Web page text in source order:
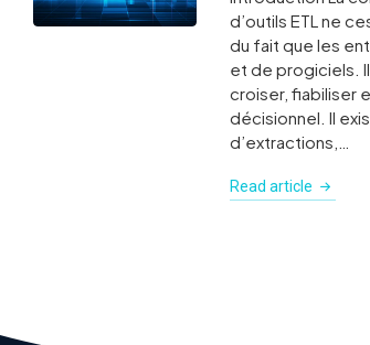
d’outils ETL ne
du fait que les
et de progiciels.
croiser, fiabiliser
décisionnel. Il
d’extractions,…
Read article